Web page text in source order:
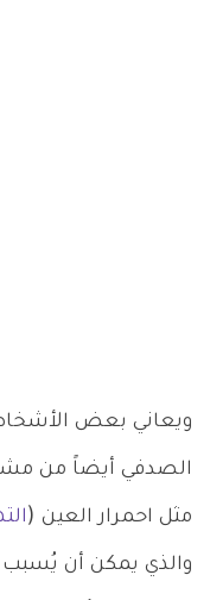
ويعاني بعض
الصدفي أيضاً من
مثل احمرار العين (
والذي يمكن أن يُسبب